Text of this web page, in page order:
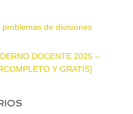
de divisiones
DOCENTE 2025 –
Y GRATIS)